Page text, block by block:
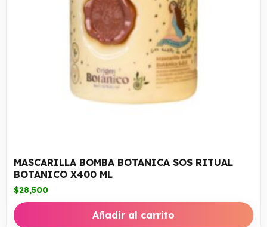
MASCARILLA BOMBA BOTANICA SOS RITUAL
BOTANICO X400 ML
$28,500
Añadir al carrito